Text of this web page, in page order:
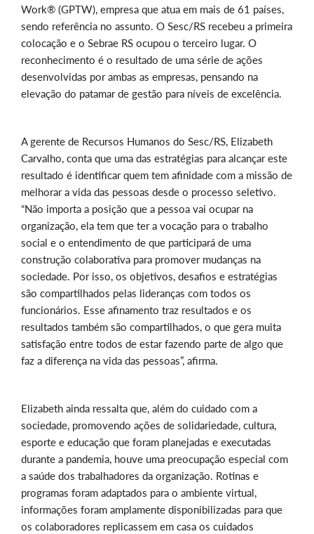
Work® (GPTW), empresa que atua em mais de 61 países,
sendo referência no assunto. O Sesc/RS recebeu a primeira
colocação e o Sebrae RS ocupou o terceiro lugar. O
reconhecimento é o resultado de uma série de ações
desenvolvidas por ambas as empresas, pensando na
elevação do patamar de gestão para níveis de excelência.
A gerente de Recursos Humanos do Sesc/RS, Elizabeth
Carvalho, conta que uma das estratégias para alcançar este
resultado é identificar quem tem afinidade com a missão de
melhorar a vida das pessoas desde o processo seletivo.
“Não importa a posição que a pessoa vai ocupar na
organização, ela tem que ter a vocação para o trabalho
social e o entendimento de que participará de uma
construção colaborativa para promover mudanças na
sociedade. Por isso, os objetivos, desafios e estratégias
são compartilhados pelas lideranças com todos os
funcionários. Esse afinamento traz resultados e os
resultados também são compartilhados, o que gera muita
satisfação entre todos de estar fazendo parte de algo que
faz a diferença na vida das pessoas”, afirma.
Elizabeth ainda ressalta que, além do cuidado com a
sociedade, promovendo ações de solidariedade, cultura,
esporte e educação que foram planejadas e executadas
durante a pandemia, houve uma preocupação especial com
a saúde dos trabalhadores da organização. Rotinas e
programas foram adaptados para o ambiente virtual,
informações foram amplamente disponibilizadas para que
os colaboradores replicassem em casa os cuidados